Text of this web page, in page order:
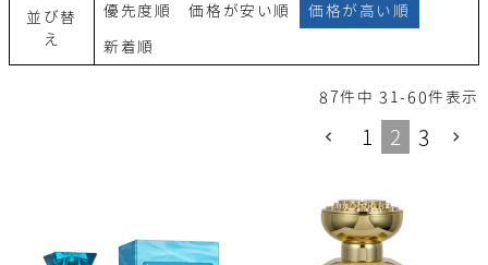
並び替
え
優先度順 価格が安い順 価格が高い順
新着順
87件中 31-60件表示
1 2 3